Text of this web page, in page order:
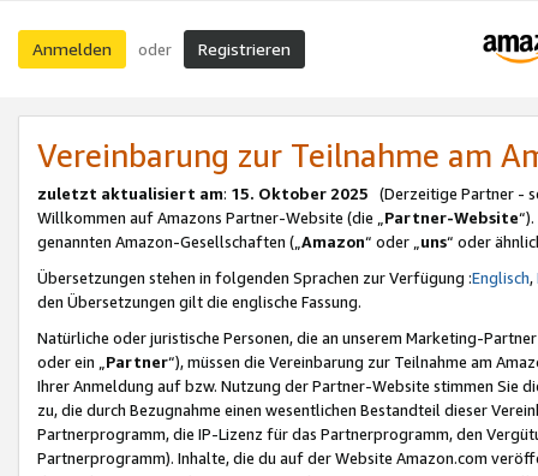
Anmelden oder Registrieren
Vereinbarung zur Teilnahme am
zuletzt aktualisiert am: 15. Oktober 2025 (Derzeitige Partner -
Willkommen auf Amazons Partner-Website (die „Partner-Website
genannten Amazon-Gesellschaften („Amazon“ oder „uns“ oder
Übersetzungen stehen in folgenden Sprachen zur Verfügung :Englisch,
den Übersetzungen gilt die englische Fassung.
Natürliche oder juristische Personen, die an unserem Marketing-
oder ein „Partner“), müssen die Vereinbarung zur Teilnahme am
Ihrer Anmeldung auf bzw. Nutzung der Partner-Website stimmen Sie
zu, die durch Bezugnahme einen wesentlichen Bestandteil dieser
Partnerprogramm, die IP-Lizenz für das Partnerprogramm, den
Partnerprogramm). Inhalte, die du auf der Website Amazon.com